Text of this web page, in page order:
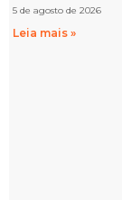
5 de agosto de 2026
Leia mais »